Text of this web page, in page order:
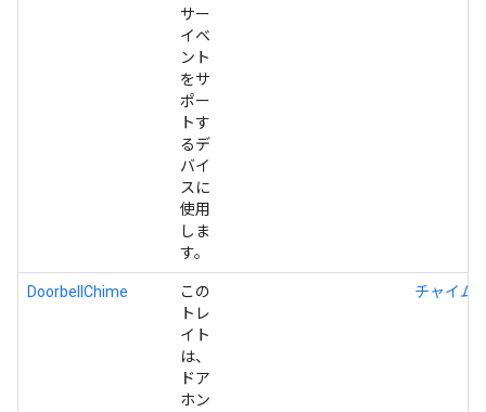
サー
イベ
ント
をサ
ポー
トす
るデ
バイ
スに
使用
しま
す。
DoorbellChime
この
トレ
イト
は、
ドア
ホン
チャイム